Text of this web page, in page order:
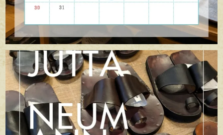
apego_handmade_shoemaker
7月 5